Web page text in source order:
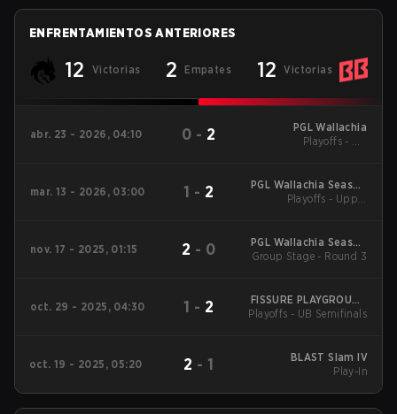
ENFRENTAMIENTOS ANTERIORES
12 Victorias 2 Empates 12 Victorias
abr. 23 - 2026, 04:10 0 - 2
PGL Wallachia
Playoffs - UB
mar. 13 - 2026, 03:00 1 - 2
PGL Wallachia Season
7 Main Tournament
Playoffs - Upper
nov. 17 - 2025, 01:15 2 - 0
PGL Wallachia Season
6 Main Tournament
Group Stage - Round 3
oct. 29 - 2025, 04:30 1 - 2
FISSURE PLAYGROUND
2
Playoffs - UB Semifinals
oct. 19 - 2025, 05:20 2 - 1
BLAST Slam IV
Play-In